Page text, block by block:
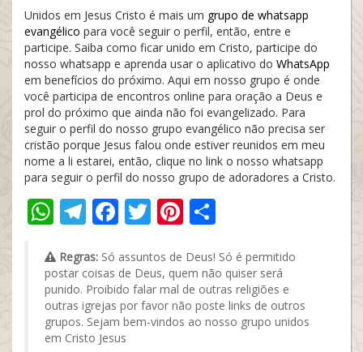
Unidos em Jesus Cristo é mais um grupo de whatsapp
evangélico para você seguir o perfil, então, entre e
participe. Saiba como ficar unido em Cristo, participe do
nosso whatsapp e aprenda usar o aplicativo do WhatsApp
em benefícios do próximo. Aqui em nosso grupo é onde
você participa de encontros online para oração a Deus e
prol do próximo que ainda não foi evangelizado. Para
seguir o perfil do nosso grupo evangélico não precisa ser
cristão porque Jesus falou onde estiver reunidos em meu
nome a li estarei, então, clique no link o nosso whatsapp
para seguir o perfil do nosso grupo de adoradores a Cristo.
WhatsApp
Telegram
Facebook
TwitterPinterest
Regras: Só assuntos de Deus! Só é permitido
postar coisas de Deus, quem não quiser será
punido. Proibido falar mal de outras religiões e
outras igrejas por favor não poste links de outros
grupos. Sejam bem-vindos ao nosso grupo unidos
em Cristo Jesus